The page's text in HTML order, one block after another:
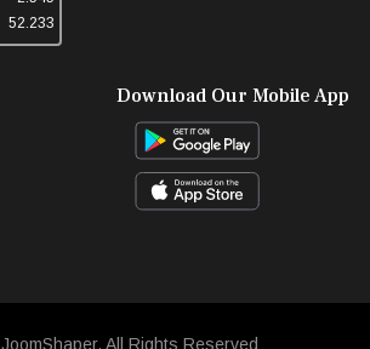
52.233
Download Our Mobile App
JoomShaper. All Rights Reserved